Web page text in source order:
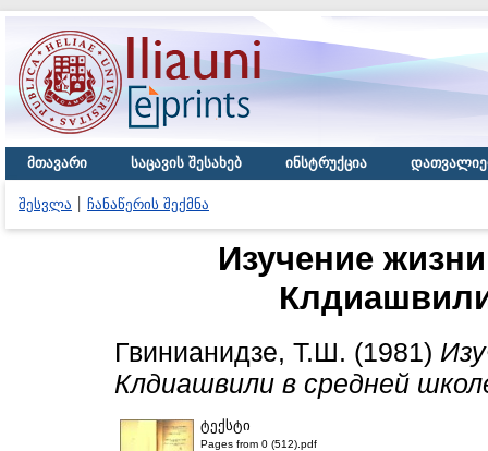
მთავარი საცავის შესახებ ინსტრუქცია
შესვლა ჩანაწერის შექმნა
Изучение
Гвинианидзе, Т.Ш. (1981)
Клдиашвили в средней
ტექსტი
Pages from 0 (512).pdf